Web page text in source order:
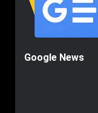
Google News